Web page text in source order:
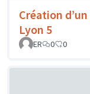
Création
Lyon 5
ER
0 0